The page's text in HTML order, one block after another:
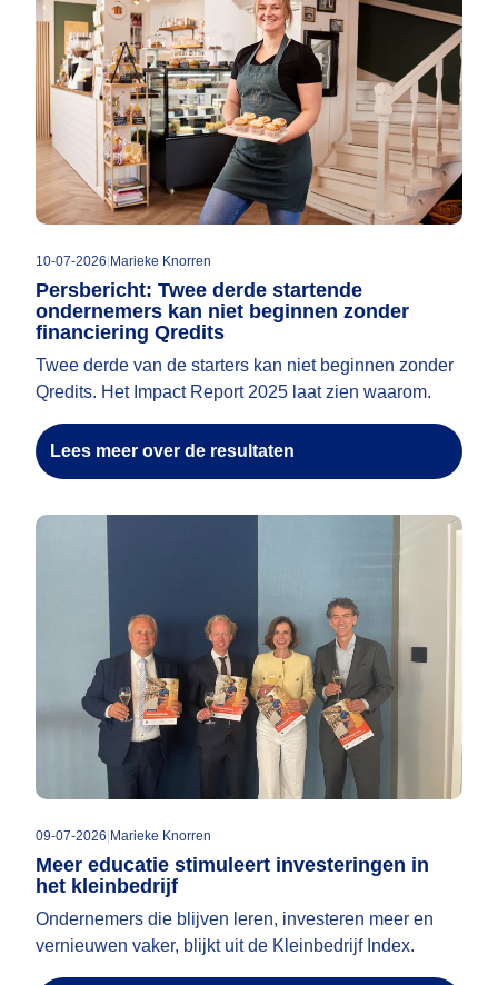
10-07-2026 Marieke Knorren
Persbericht: Twee derde startende
ondernemers kan niet beginnen zonder
financiering Qredits
Twee derde van de starters kan niet beginnen zonder
Qredits. Het Impact Report 2025 laat zien waarom.
Lees meer over de resultaten
09-07-2026 Marieke Knorren
Meer educatie stimuleert investeringen in
het kleinbedrijf
Ondernemers die blijven leren, investeren meer en
vernieuwen vaker, blijkt uit de Kleinbedrijf Index.